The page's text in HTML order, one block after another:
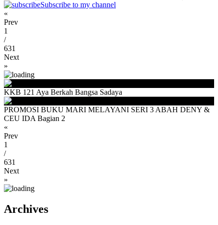
Subscribe to my channel
«
Prev
1
/
631
Next
»
KKB 121 Aya Berkah Bangsa Sadaya
PROMOSI BUKU MARI MELAYANI SERI 3 ABAH DENY &
CEU IDA Bagian 2
«
Prev
1
/
631
Next
»
Archives